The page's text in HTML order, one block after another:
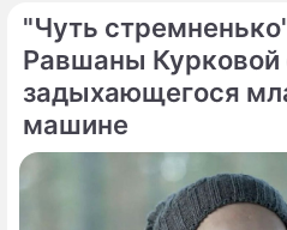
взглянуть на
своих истоках.
"Чуть
Равшаны Курковой
задыхающегося
машине